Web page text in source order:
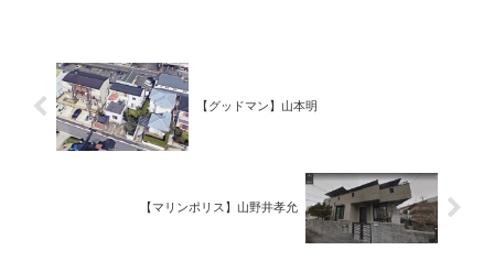
【グッドマン】山本明
【マリンポリス】山野井孝允